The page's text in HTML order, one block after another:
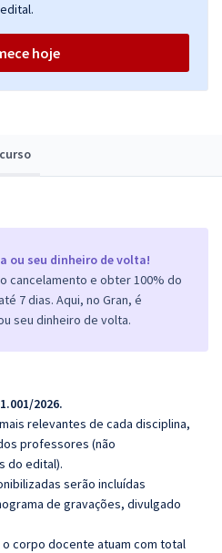
ou seu dinheiro de volta!
cancelamento e obter 100% do
7 dias. Aqui, no Gran, é
seu dinheiro de volta.
2026.
relevantes de cada disciplina,
professores (não
do edital).
serão incluídas
de gravações, divulgado
corpo docente atuam com total
hoje